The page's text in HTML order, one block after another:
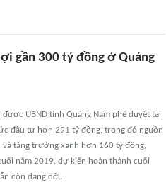
gần 300 tỷ đồng ở Quảng
UBND tỉnh Quảng Nam phê duyệt tại
đầu tư hơn 291 tỷ đồng, trong đó nguồn
tăng trưởng xanh hơn 160 tỷ đồng,
năm 2019, dự kiến hoàn thành cuối
còn dang dở...